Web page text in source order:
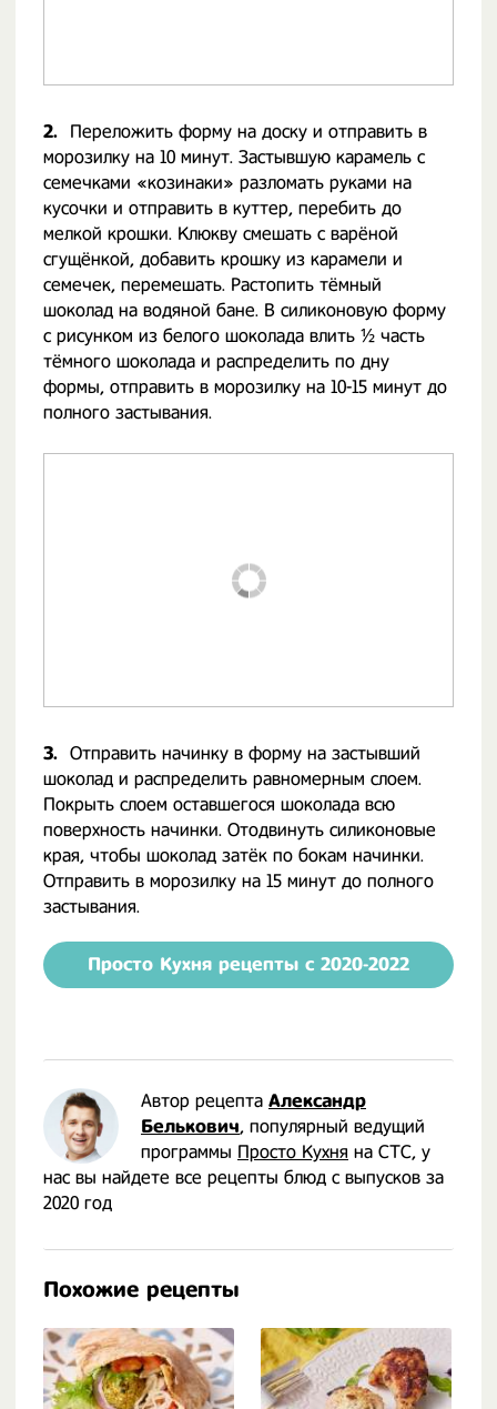
2.
Переложить форму на доску и отправить в
морозилку на 10 минут. Застывшую карамель с
семечками «козинаки» разломать руками на
кусочки и отправить в куттер, перебить до
мелкой крошки. Клюкву смешать с варёной
сгущёнкой, добавить крошку из карамели и
семечек, перемешать. Растопить тёмный
шоколад на водяной бане. В силиконовую форму
с рисунком из белого шоколада влить ½ часть
тёмного шоколада и распределить по дну
формы, отправить в морозилку на 10-15 минут до
полного застывания.
3. Отправить начинку в форму на застывший
шоколад и распределить равномерным слоем.
Покрыть слоем оставшегося шоколада всю
поверхность начинки. Отодвинуть силиконовые
края, чтобы шоколад затёк по бокам начинки.
Отправить в морозилку на 15 минут до полного
застывания.
Просто Кухня рецепты с 2020-2022
Автор рецепта Александр
Белькович, популярный ведущий
программы Просто Кухня на СТС, у
нас вы найдете все рецепты блюд с выпусков за
2020 год
Похожие рецепты